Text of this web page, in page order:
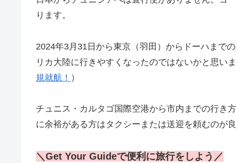
ります。
2024年3月31日から東京（羽田）からドーハまで
リカ大陸に行きやすくなったのではないかと思い
規就航！ ）
チュニス・カルタゴ国際空港から市内までの行き
に余裕がある方はタクシーまたは送迎を頼むのが良
＼Get Your Guideで便利に旅行をしよう／